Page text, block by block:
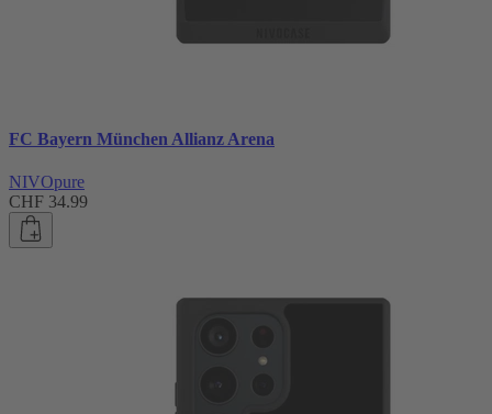
FC Bayern München Allianz Arena
NIVOpure
CHF 34.99